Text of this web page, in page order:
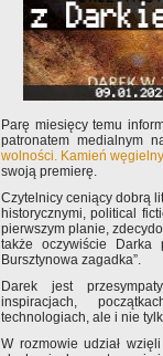
Parę miesięcy temu
patronatem medialnym
wolności. Kamień węgielny
swoją premierę.
Czytelnicy ceniący dobrą
historycznymi, political
pierwszym planie,
także oczywiście Darka
Bursztynowa zagadka”.
Darek jest
inspiracjach,
technologiach, ale i nie
W rozmowie udział